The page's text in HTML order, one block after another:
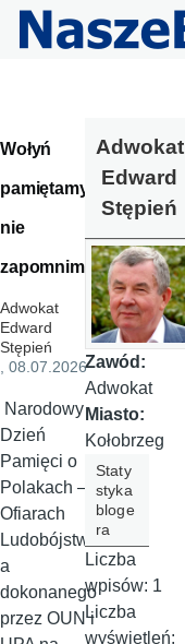
Przejdź do treści
Wołyń
pamiętamy i
nie
zapomnimy
Adwokat
Edward
Stępień
, 08.07.2026
Narodowy
Dzień
Pamięci o
Polakach –
Ofiarach
Ludobójstw
a
dokonanego
przez OUN i
Adwokat
Edward
Stępień
Zawód:
Adwokat
Miasto:
Kołobrzeg
Staty
styka
bloge
ra
Liczba
wpisów: 1
Liczba
wyświetleń: